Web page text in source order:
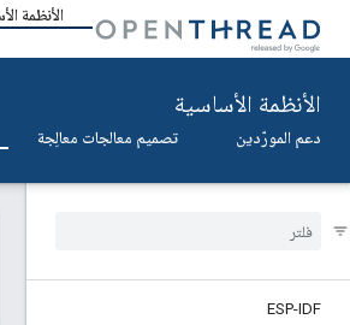
الأنظمة
الأنظمة الأساسية
دعم المورّدين تصميم معالجات معالِجة
ESP-IDF